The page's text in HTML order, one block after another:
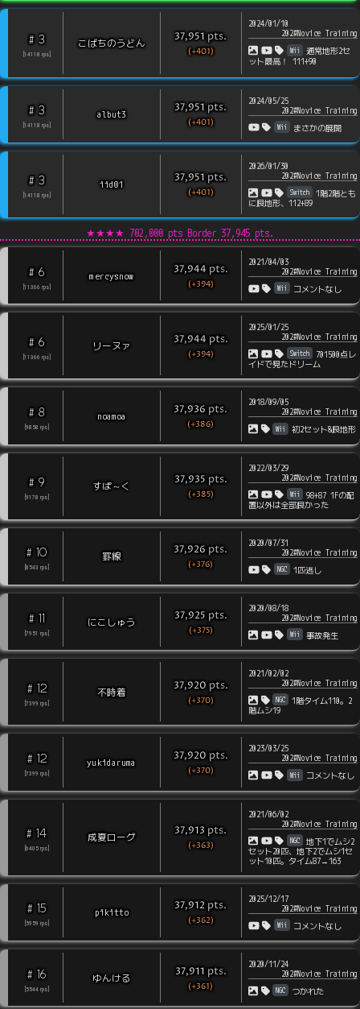
# 3
14118 rps
こばちのうどん 37,951 pts.
(+401)
2024/01/10
202#Novice Training
Wii
通常地形2セ
ット最高！ 111+90
# 3
14118 rps
albut3 37,951 pts.
(+401)
2024/05/25
202#Novice Training
Wii まさかの展開
# 3
14118 rps
iid01 37,951 pts.
(+401)
2026/01/30
202#Novice Training
Switch
1階2階とも
に良地形、112+89
★★★★ 702,000 pts Border 37,945 pts.
# 6
11366 rps
mercysnow 37,944 pts.
(+394)
2021/04/03
202#Novice Training
Wii コメントなし
# 6
11366 rps
リーヌァ 37,944 pts.
(+394)
2025/01/25
202#Novice Training
Switch
701500点レ
イドで見たドリーム
# 8
9858 rps
noamoa 37,936 pts.
(+386)
2018/09/05
202#Novice Training
Wii 初2セット&良地形
# 9
9178 rps
すぱ～く 37,935 pts.
(+385)
2022/03/29
202#Novice Training
Wii
98+87 1Fの配
置以外は全部良かった
# 10
8543 rps
罫線 37,926 pts.
(+376)
2020/07/31
202#Novice Training
NGC 1匹逃し
# 11
7951 rps
にこしゅう 37,925 pts.
(+375)
2020/08/18
202#Novice Training
Wii 事故発生
# 12
7399 rps
不時着 37,920 pts.
(+370)
2021/02/02
202#Novice Training
NGC
1階タイム110。2
階ムシ19
# 12
7399 rps
yukidaruma 37,920 pts.
(+370)
2023/03/25
202#Novice Training
Wii コメントなし
# 14
6405 rps
成夏ローグ 37,913 pts.
(+363)
2021/06/02
202#Novice Training
NGC
地下1でムシ2
セット20匹、地下2でムシ1セ
ット10匹。タイム87→163
# 15
5959 rps
pikitto 37,912 pts.
(+362)
2025/12/17
202#Novice Training
Wii コメントなし
# 16
5544 rps
ゆんける 37,911 pts.
(+361)
2020/11/24
202#Novice Training
NGC つかれた